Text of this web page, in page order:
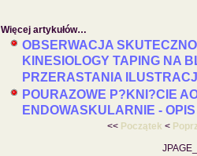
Więcej artykułów…
OBSERWACJA
KINESIOLOGY TAPING NA
PRZERASTANIA
POURAZOWE P?KNI?CIE
ENDOWASKULARNIE -
<< Początek <